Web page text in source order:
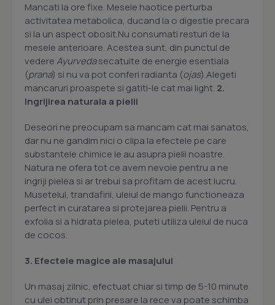
Mancati la ore fixe. Mesele haotice perturba
activitatea metabolica, ducand la o digestie precara
si la un aspect obosit.Nu consumati resturi de la
mesele anterioare. Acestea sunt, din punctul de
vedereAyurvedasecatuite de energie esentiala
(prana) si nu va pot conferi radianta (ojas).Alegeti
mancaruri proaspete si gatiti-le cat mai light. 2.
Ingrijirea naturala a pielii
Deseori ne preocupam sa mancam cat mai sanatos,
dar nu ne gandim nici o clipa la efectele pe care
substantele chimice le au asupra pielii noastre.
Natura ne ofera tot ce avem nevoie pentru a ne
ingriji pielea si ar trebui sa profitam de acest lucru.
Musetelul, trandafirii, uleiul de mango functioneaza
perfect in curatarea si protejarea pielii. Pentru a
exfolia si a hidrata pielea, puteti utiliza uleiul de nuca
de cocos.
3. Efectele magice ale masajului
Un masaj zilnic, efectuat chiar si timp de 5-10 minute
cu ulei obtinut prin presare la rece va poate schimba